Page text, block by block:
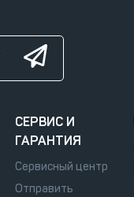
СЕРВИС И
ГАРАНТИЯ
Сервисный центр
Отправить